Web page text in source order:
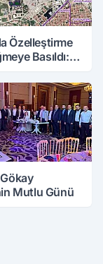
Özelleştirme
Basıldı:
Mutlu Günü